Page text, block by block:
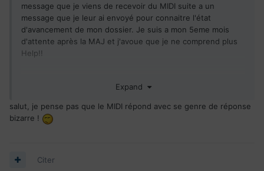
message que je viens de recevoir du MIDI suite a un
message que je leur ai envoyé pour connaitre l'état
d'avancement de mon dossier. Je suis a mon 5eme mois
d'attente après la MAJ et j'avoue que je ne comprend plus
Help!!
Nous avons accepté vos documents en réponse à l'intention
normal. Votre dossier est en attente d'examen préliminaire. Il
devrait être traité dans les mois à venir.
Désolé pour le délai
Expand
salut, je pense pas que le MIDI répond avec se genre de réponse
bizarre !
Citer